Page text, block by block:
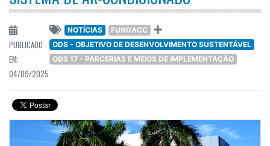
PUBLICADO
EM:
04/09/2025
NOTÍCIAS
FUNDACC
ODS - OBJETIVO DE DESENVOLVIMENTO SUSTENTÁVEL
ODS 17 - PARCERIAS E MEIOS DE IMPLEMENTAÇÃO